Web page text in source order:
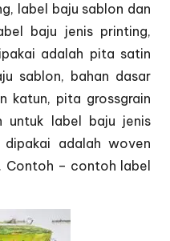
label baju sablon dan
baju jenis printing,
adalah pita satin
sablon, bahan dasar
katun, pita grossgrain
untuk label baju jenis
adalah woven
– contoh label